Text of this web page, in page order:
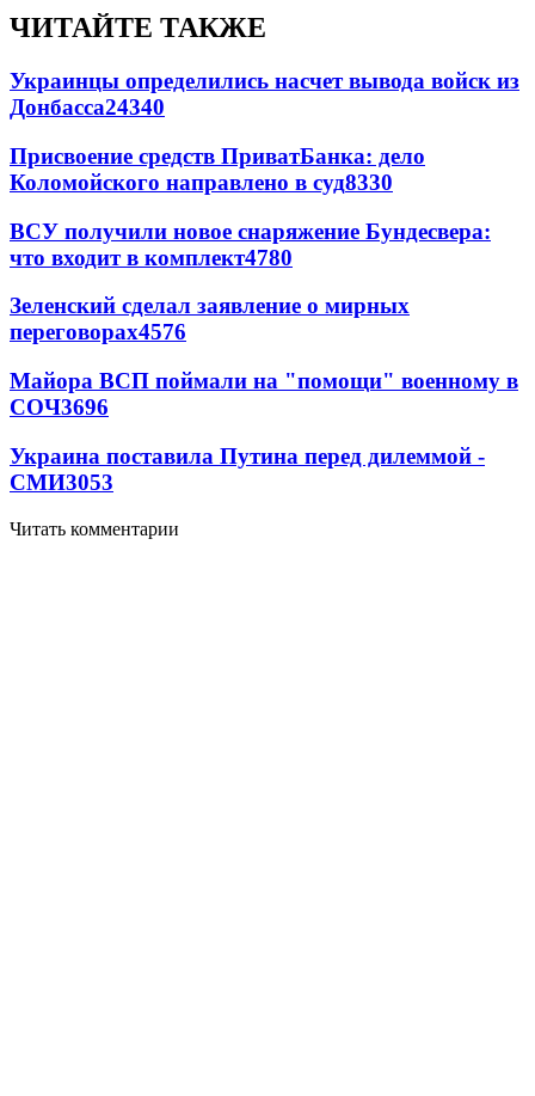
ЧИТАЙТЕ ТАКЖЕ
Украинцы определились насчет вывода войск из
Донбасса24340
Присвоение средств ПриватБанка: дело
Коломойского направлено в суд8330
ВСУ получили новое снаряжение Бундесвера:
что входит в комплект4780
Зеленский сделал заявление о мирных
переговорах4576
Майора ВСП поймали на "помощи" военному в
СОЧ3696
Украина поставила Путина перед дилеммой -
СМИ3053
Читать комментарии